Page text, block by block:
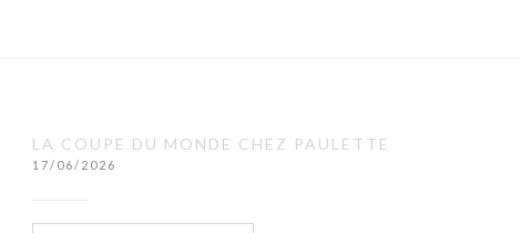
LA COUPE DU MONDE CHEZ PAULETTE
17/06/2026